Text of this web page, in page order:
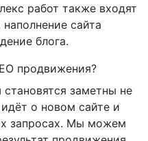
работ также входят
сайта
блога.
продвижения?
заметны не
о новом сайте и
запросах. Мы можем